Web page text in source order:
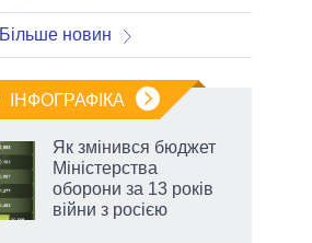
Більше новин
ІНФОГРАФІКА
Як змінився бюджет
Міністерства
оборони за 13 років
війни з росією